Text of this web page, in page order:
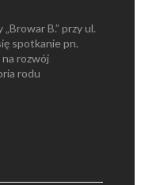
B.” przy ul.
spotkanie pn.
na rozwój
rodu